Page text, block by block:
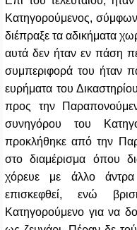
Κατηγορούμενος,
διέπραξε τα αδικήματα
αυτά δεν ήταν εν πάση
συμπεριφορά του ήταν
ευρήματα του
προς την
συνηγόρου του
προκλήθηκε από την
στο διαμέρισμα όπου
χόρευε με άλλο
επισκεφθεί, ενώ
Κατηγορούμενο για να